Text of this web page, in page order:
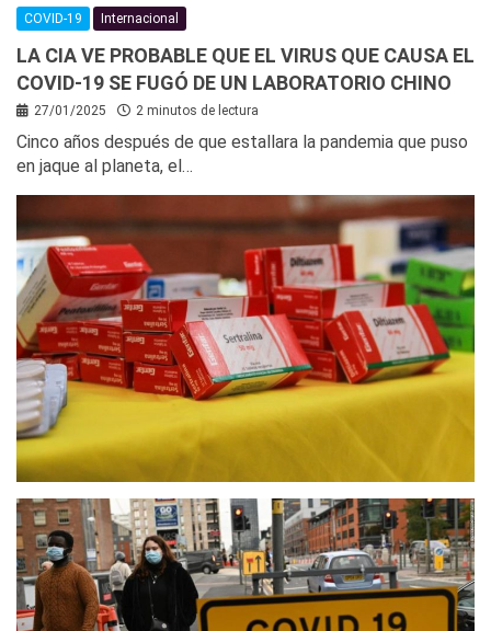
COVID-19 Internacional
LA CIA VE PROBABLE QUE EL VIRUS QUE CAUSA EL
COVID-19 SE FUGÓ DE UN LABORATORIO CHINO
27/01/2025 2 minutos de lectura
Cinco años después de que estallara la pandemia que puso
en jaque al planeta, el…